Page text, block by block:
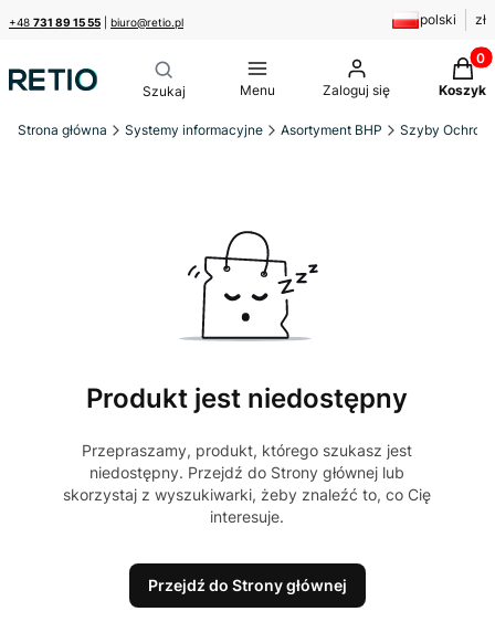
+48 731 89 15 55 biuro@retio.pl polski zł
Menu Zaloguj się Koszyk
Strona główna Systemy informacyjne Asortyment BHP Szyby
Produkt jest niedostępny
Przepraszamy, produkt, którego szukasz jest
niedostępny. Przejdź do Strony głównej lub
skorzystaj z wyszukiwarki, żeby znaleźć to, co Cię
interesuje.
Przejdź do Strony głównej